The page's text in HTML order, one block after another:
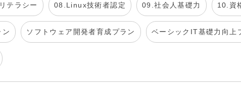
テラシー 08.Linux技術者認定 09.社会人基礎力 10.資
ン ソフトウェア開発者育成プラン ベーシックIT基礎力向上